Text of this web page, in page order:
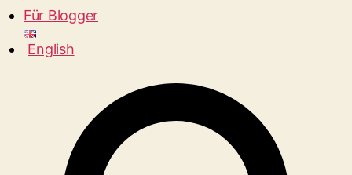
Für Blogger
English